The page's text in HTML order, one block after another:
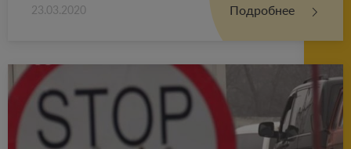
23.03.2020 Подробнее